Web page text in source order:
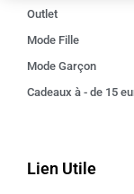
Outlet
Mode Fille
Mode Garçon
Cadeaux à - de 15
Lien Utile